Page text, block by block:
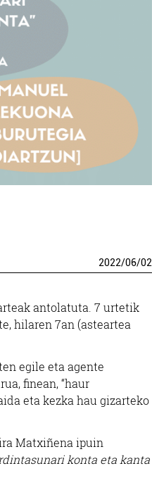
2022/06/02
antolatuta. 7 urtetik
hilaren 7an (asteartea
egile eta agente
finean, “haur
eta kezka hau gizarteko
Matxiñena ipuin
konta eta kanta